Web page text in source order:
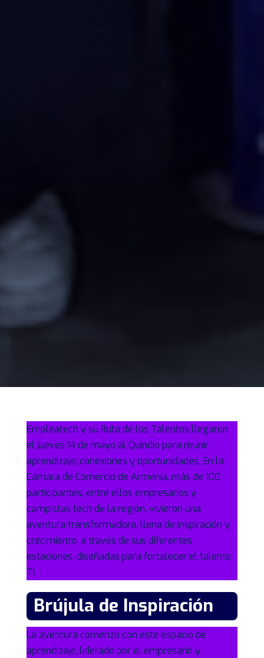
Empleatech y su Ruta de los Talentos llegaron
el jueves 14 de mayo al Quindío para reunir
aprendizaje, conexiones y oportunidades. En la
Cámara de Comercio de Armenia, más de 100
participantes, entre ellos empresarios y
campistas tech de la región, vivieron una
aventura transformadora, llena de inspiración y
crecimiento, a través de sus diferentes
estaciones, diseñadas para fortalecer el talento
TI.
Brújula de Inspiración
La aventura comenzó con este espacio de
aprendizaje, liderado por el empresario y